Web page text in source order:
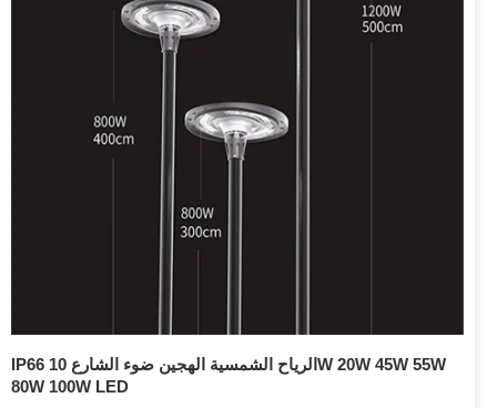
IP66 الرياح الشمسية الهجين ضوء الشارع 10W 20W 45W 55W
80W 100W LED